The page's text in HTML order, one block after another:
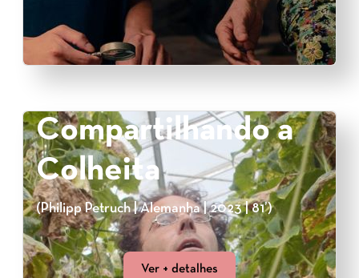
Compartilhando a
Colheita
(Philipp Petruch | Alemanha | 2023 | 81’)
Ver + detalhes